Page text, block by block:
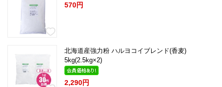
570円
北海道産強力粉 ハルヨコイブレンド(香麦)
5kg(2.5kg×2)
2,290円